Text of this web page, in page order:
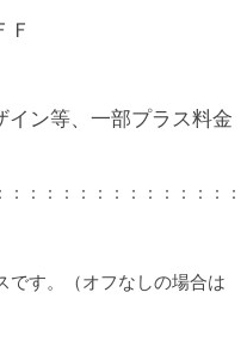
Ｆ
イン等、一部プラス料金
：：：：：：：：：：：：：
です。（オフなしの場合は